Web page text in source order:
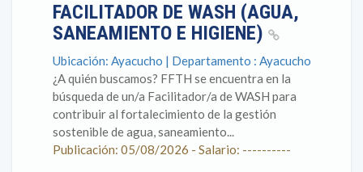
FACILITADOR DE WASH (AGUA,
SANEAMIENTO E HIGIENE)
Ubicación: Ayacucho | Departamento : Ayacucho
¿A quién buscamos? FFTH se encuentra en la
búsqueda de un/a Facilitador/a de WASH para
contribuir al fortalecimiento de la gestión
sostenible de agua, saneamiento...
Publicación: 05/08/2026 - Salario: ----------